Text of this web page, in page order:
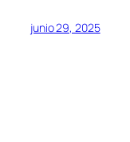
junio 29, 2025